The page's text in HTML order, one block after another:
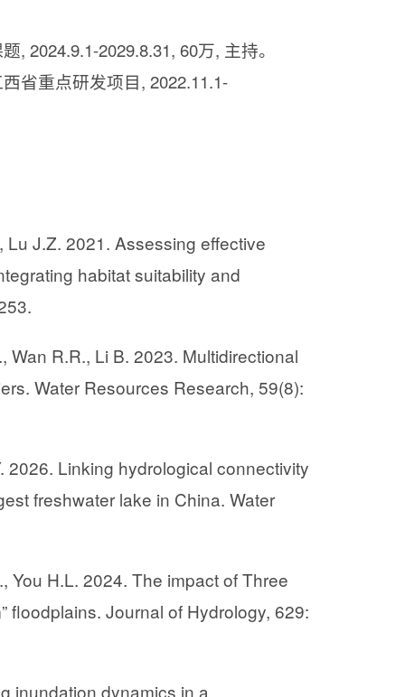
, 2024.9.1-2029.8.31, 60万, 主持。
省重点研发项目, 2022.11.1-
Lu J.Z. 2021. Assessing effective
habitat suitability and
Wan R.R., Li B. 2023. Multidirectional
Water Resources Research, 59(8):
2026. Linking hydrological connectivity
freshwater lake in China. Water
You H.L. 2024. The impact of Three
floodplains. Journal of Hydrology, 629:
inundation dynamics in a